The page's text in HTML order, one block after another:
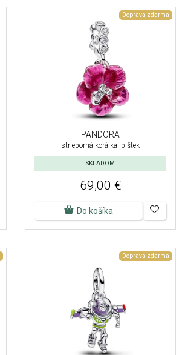
Doprava zdarma
PANDORA
strieborná korálka Ibištek
SKLADOM
69,00 €
Do košíka
Doprava zdarma